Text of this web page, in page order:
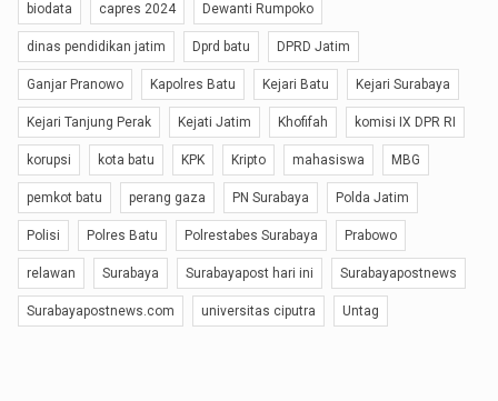
biodata capres 2024 Dewanti Rumpoko
dinas pendidikan jatim Dprd batu DPRD Jatim
Ganjar Pranowo Kapolres Batu Kejari Batu Kejari Surabaya
Kejari Tanjung Perak Kejati Jatim Khofifah komisi IX DPR RI
korupsi kota batu KPK Kripto mahasiswa MBG
pemkot batu perang gaza PN Surabaya Polda Jatim
Polisi Polres Batu Polrestabes Surabaya Prabowo
relawan Surabaya Surabayapost hari ini Surabayapostnews
Surabayapostnews.com universitas ciputra Untag